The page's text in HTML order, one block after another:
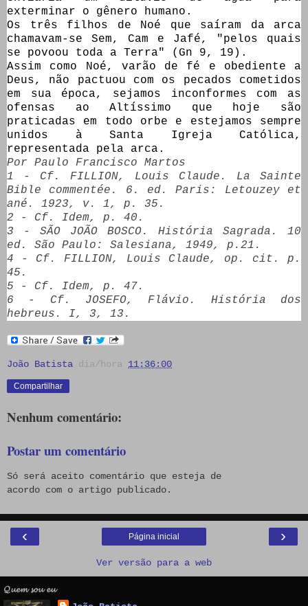
exterminar o gênero humano.
Os três filhos de Noé que saíram da arca
chamavam-se Sem, Cam e Jafé, "pelos quais
se povoou toda a Terra" (Gn 9, 19).
Assim como Noé, varão de fé e obediente a
Deus, não pactuou com os pecados cometidos
em sua época, sejamos inconformes com as
ofensas ao Altíssimo que hoje são
praticadas em todo orbe e estejamos sempre
unidos à Santa Igreja Católica,
representada pela arca.
Por Paulo Francisco Martos
1 - Cf. FILLION, Louis Claude. La Sainte
Bible commentée. 6. ed. Paris: Letouzey et
ané. 1923, v. 1, p. 35.
2 - Cf. Idem, p. 40.
3 - SÃO JOÃO BOSCO. História Sagrada. 10
ed. São Paulo: Salesiana, 1949, p.21.
4 - Cf. FILLION, Louis Claude, op. cit. p.
45.
5 - Cf. Idem, p. 47.
6 - Cf. JOSEFO, Flávio. História dos
hebreus. I, 3, 13.
João Batista dia/hora 11:36:00
Compartilhar
Nenhum comentário:
Postar um comentário
Só será aceito comentário que esteja de
acordo com o artigo publicado.
‹ ›
Página inicial
Ver versão para a web
𝓠𝓾𝓮𝓶 𝓼𝓸𝓾 𝓮𝓾